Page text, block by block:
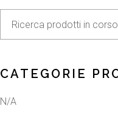
CATEGORIE
N/A